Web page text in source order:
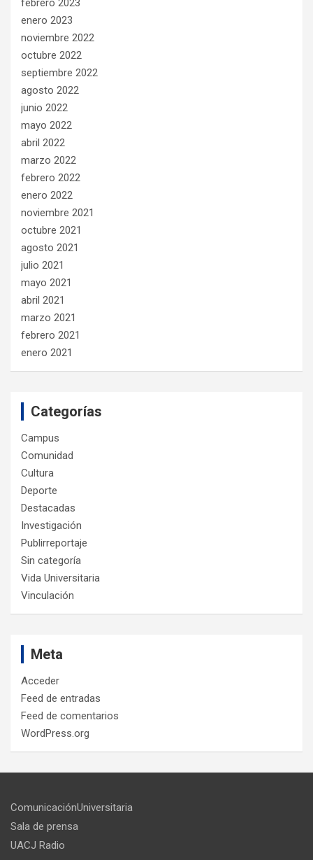
febrero 2023
enero 2023
noviembre 2022
octubre 2022
septiembre 2022
agosto 2022
junio 2022
mayo 2022
abril 2022
marzo 2022
febrero 2022
enero 2022
noviembre 2021
octubre 2021
agosto 2021
julio 2021
mayo 2021
abril 2021
marzo 2021
febrero 2021
enero 2021
Categorías
Campus
Comunidad
Cultura
Deporte
Destacadas
Investigación
Publirreportaje
Sin categoría
Vida Universitaria
Vinculación
Meta
Acceder
Feed de entradas
Feed de comentarios
WordPress.org
ComunicaciónUniversitaria
Sala de prensa
UACJ Radio